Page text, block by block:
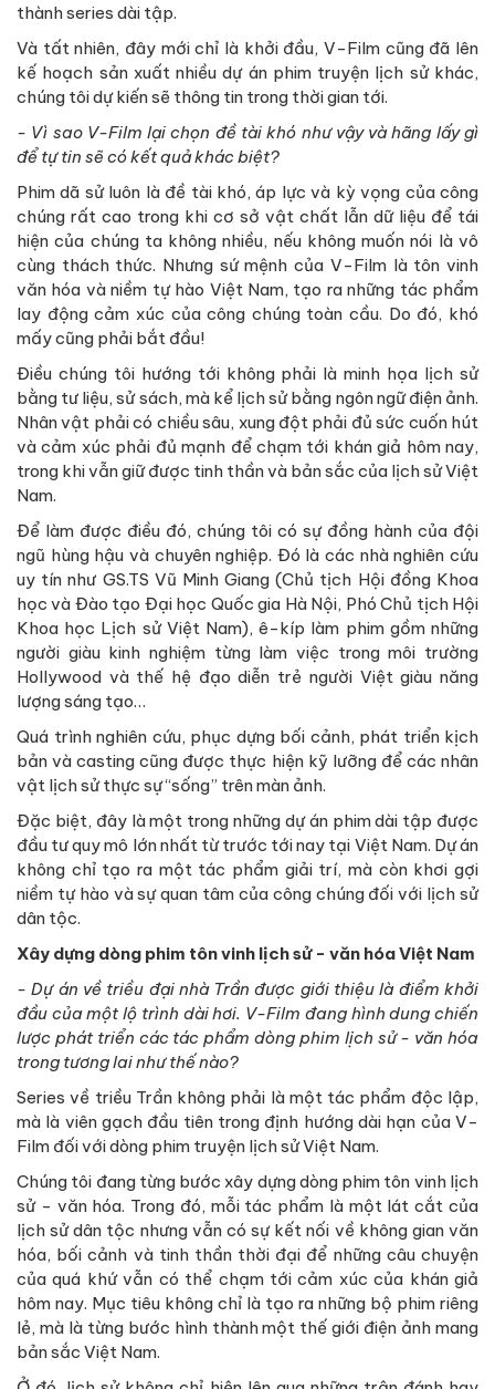
thành series dài tập.
Và tất nhiên, đây mới chỉ là khởi đầu, V-Film cũng đã lên
kế hoạch sản xuất nhiều dự án phim truyện lịch sử khác,
chúng tôi dự kiến sẽ thông tin trong thời gian tới.
- Vì sao V-Film lại chọn đề tài khó như vậy và hãng lấy gì
để tự tin sẽ có kết quả khác biệt?
Phim dã sử luôn là đề tài khó, áp lực và kỳ vọng của công
chúng rất cao trong khi cơ sở vật chất lẫn dữ liệu để tái
hiện của chúng ta không nhiều, nếu không muốn nói là vô
cùng thách thức. Nhưng sứ mệnh của V-Film là tôn vinh
văn hóa và niềm tự hào Việt Nam, tạo ra những tác phẩm
lay động cảm xúc của công chúng toàn cầu. Do đó, khó
mấy cũng phải bắt đầu!
Điều chúng tôi hướng tới không phải là minh họa lịch sử
bằng tư liệu, sử sách, mà kể lịch sử bằng ngôn ngữ điện ảnh.
Nhân vật phải có chiều sâu, xung đột phải đủ sức cuốn hút
và cảm xúc phải đủ mạnh để chạm tới khán giả hôm nay,
trong khi vẫn giữ được tinh thần và bản sắc của lịch sử Việt
Nam.
Để làm được điều đó, chúng tôi có sự đồng hành của đội
ngũ hùng hậu và chuyên nghiệp. Đó là các nhà nghiên cứu
uy tín như GS.TS Vũ Minh Giang (Chủ tịch Hội đồng Khoa
học và Đào tạo Đại học Quốc gia Hà Nội, Phó Chủ tịch Hội
Khoa học Lịch sử Việt Nam), ê-kíp làm phim gồm những
người giàu kinh nghiệm từng làm việc trong môi trường
Hollywood và thế hệ đạo diễn trẻ người Việt giàu năng
lượng sáng tạo…
Quá trình nghiên cứu, phục dựng bối cảnh, phát triển kịch
bản và casting cũng được thực hiện kỹ lưỡng để các nhân
vật lịch sử thực sự “sống” trên màn ảnh.
Đặc biệt, đây là một trong những dự án phim dài tập được
đầu tư quy mô lớn nhất từ trước tới nay tại Việt Nam. Dự án
không chỉ tạo ra một tác phẩm giải trí, mà còn khơi gợi
niềm tự hào và sự quan tâm của công chúng đối với lịch sử
dân tộc.
Xây dựng dòng phim tôn vinh lịch sử - văn hóa Việt Nam
- Dự án về triều đại nhà Trần được giới thiệu là điểm khởi
đầu của một lộ trình dài hơi. V-Film đang hình dung chiến
lược phát triển các tác phẩm dòng phim lịch sử - văn hóa
trong tương lai như thế nào?
Series về triều Trần không phải là một tác phẩm độc lập,
mà là viên gạch đầu tiên trong định hướng dài hạn của V-
Film đối với dòng phim truyện lịch sử Việt Nam.
Chúng tôi đang từng bước xây dựng dòng phim tôn vinh lịch
sử - văn hóa. Trong đó, mỗi tác phẩm là một lát cắt của
lịch sử dân tộc nhưng vẫn có sự kết nối về không gian văn
hóa, bối cảnh và tinh thần thời đại để những câu chuyện
của quá khứ vẫn có thể chạm tới cảm xúc của khán giả
hôm nay. Mục tiêu không chỉ là tạo ra những bộ phim riêng
lẻ, mà là từng bước hình thành một thế giới điện ảnh mang
bản sắc Việt Nam.